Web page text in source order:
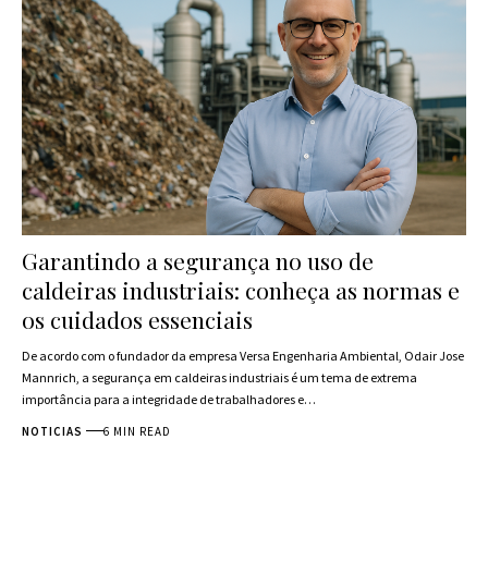
Garantindo a segurança no uso de
caldeiras industriais: conheça as normas e
os cuidados essenciais
De acordo com o fundador da empresa Versa Engenharia Ambiental, Odair Jose
Mannrich, a segurança em caldeiras industriais é um tema de extrema
importância para a integridade de trabalhadores e…
NOTICIAS 6 MIN READ